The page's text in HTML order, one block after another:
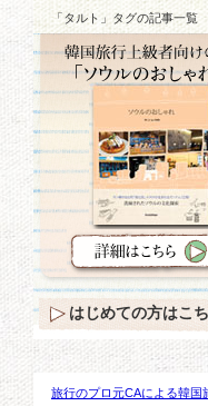
「タルト」タグの記事一覧
旅行のプロ元CAによる韓
はじめての方はこ